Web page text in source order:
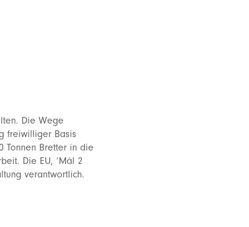
Die Wege
freiwilliger Basis
Tonnen Bretter in die
Die EU, ‘Mål 2
verantwortlich.